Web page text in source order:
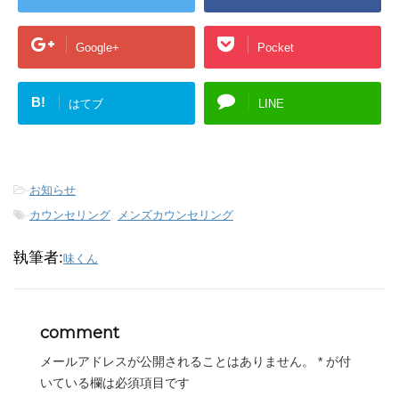
Google+ Pocket
B! はてブ LINE
-お知らせ
-カウンセリング, メンズカウンセリング
執筆者:味くん
comment
メールアドレスが公開されることはありません。 * が付
いている欄は必須項目です